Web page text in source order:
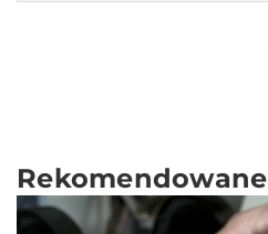
Rekomendowane